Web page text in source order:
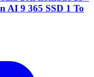
AI 9 365 SSD 1 To